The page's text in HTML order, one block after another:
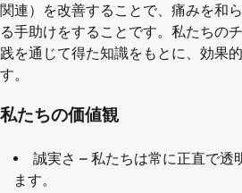
関連）を改善することで、痛みを和
る手助けをすることです。私たちの
践を通じて得た知識をもとに、効果
す。
私たちの価値観
誠実さ – 私たちは常に正直で透
ます。